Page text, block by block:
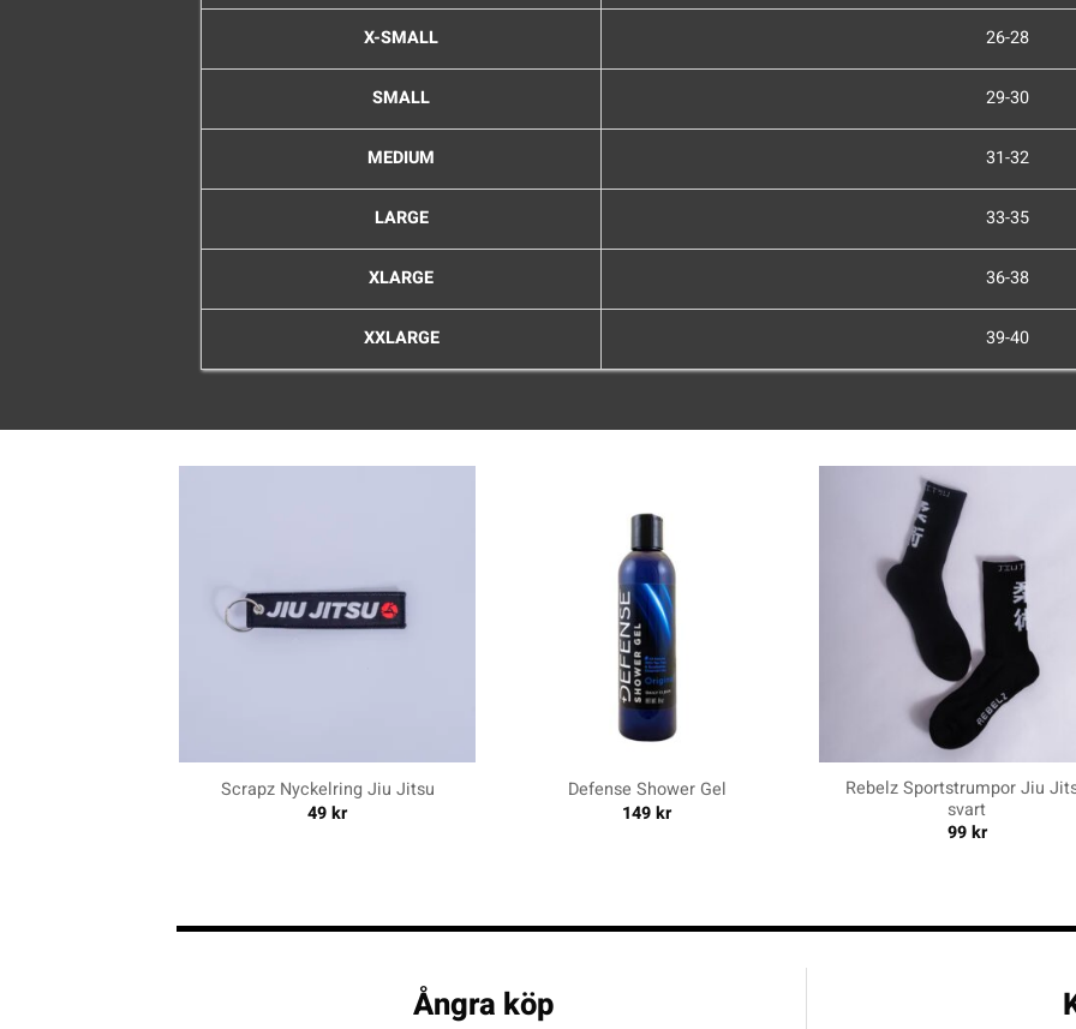
X-SMALL 26-28
SMALL 29-30
MEDIUM 31-32
LARGE 33-35
XLARGE 36-38
XXLARGE 39-40
Scrapz Nyckelring Jiu Jitsu
49kr
Defense Shower Gel
149kr
Rebelz Sportstrumpor Jiu
svart
99kr
Ångra köp